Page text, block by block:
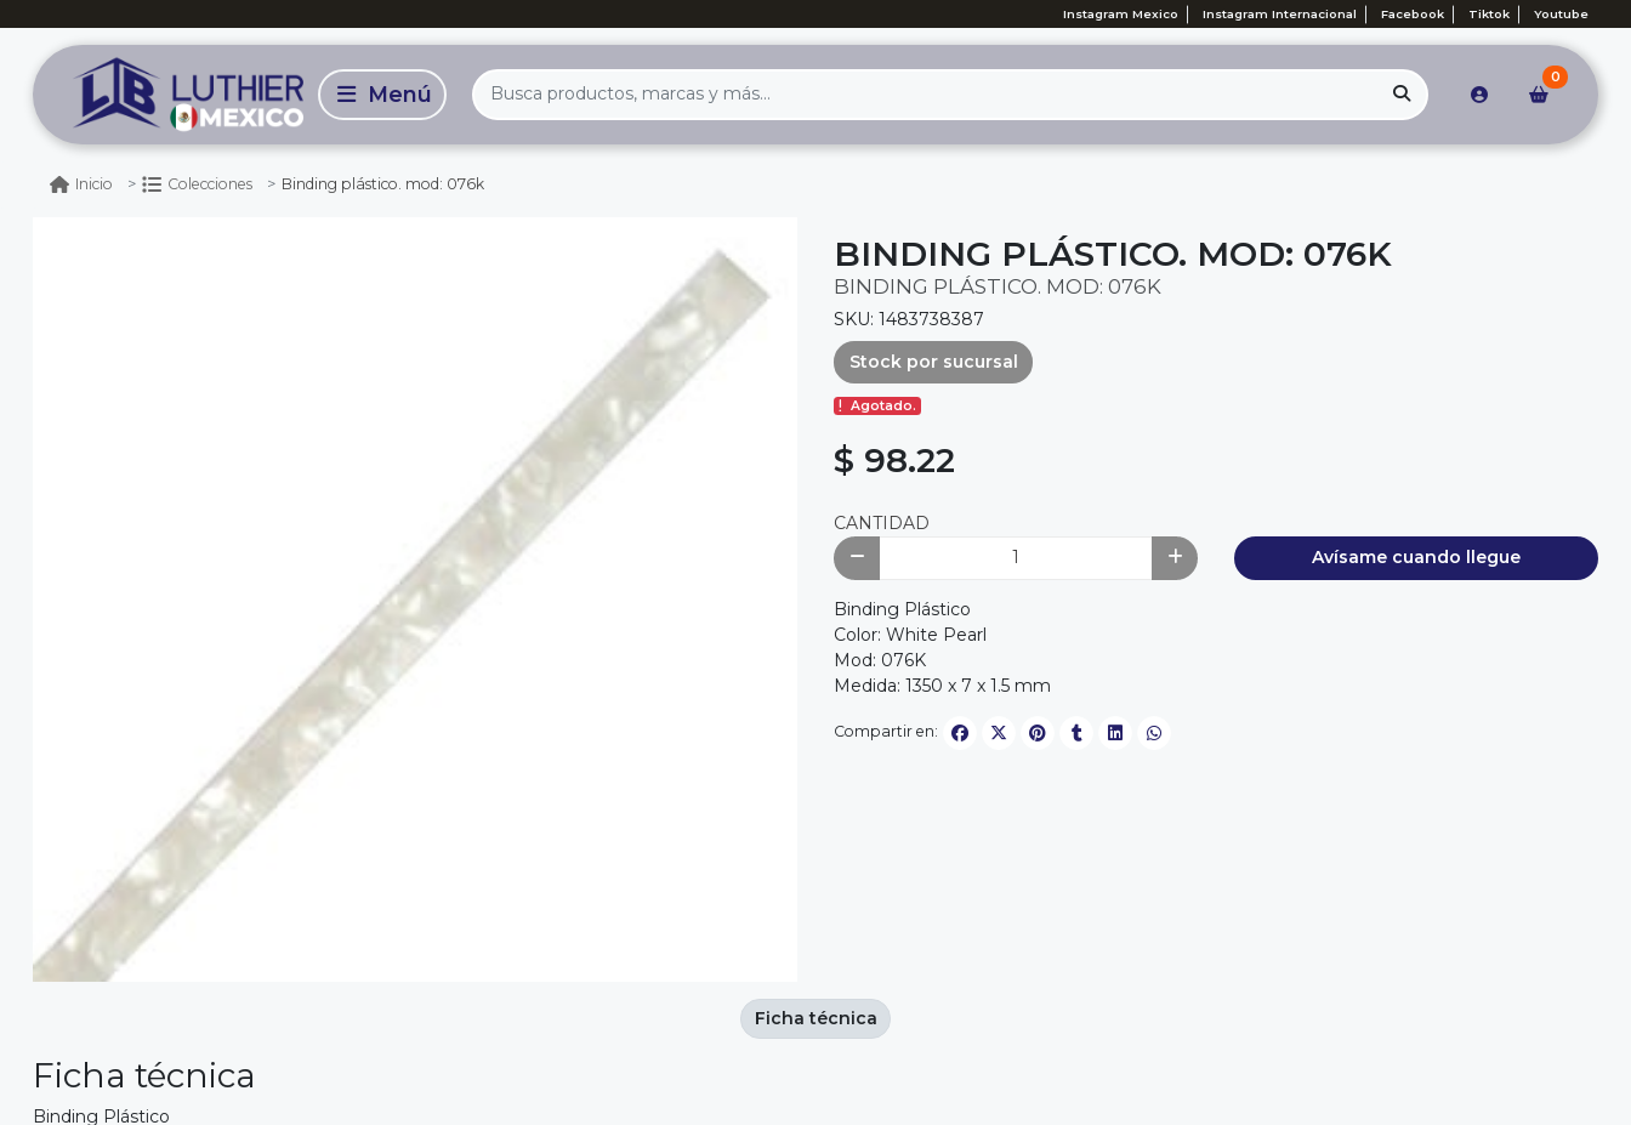
Instagram Mexico Instagram Internacional Facebook Tiktok Youtube
0
Inicio Colecciones Binding plástico. mod: 076k
BINDING PLÁSTICO. MOD: 076K
BINDING PLÁSTICO. MOD: 076K
SKU: 1483738387
Stock por sucursal
Agotado.
$ 98.22
CANTIDAD
Avísame cuando llegue
Binding Plástico
Color: White Pearl
Mod: 076K
Medida: 1350 x 7 x 1.5 mm
Compartir en:
Ficha técnica
Binding Plástico
Ficha técnica